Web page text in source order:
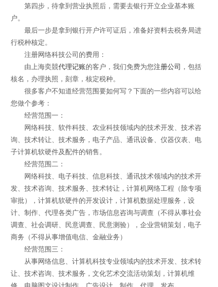
第四步，待拿到营业执照后，需要去银行开立企业基本账
户。
最后一步是拿到银行开户许可证后，准备好资料去税务局进
行税种核定。
注册网络科技公司的费用：
由上海奕競代理记账的客户，我们免费为您注册公司 ，包括
核名，办理执照，刻章，核定税种。
很多客户不知道经营范围要如何写？下面的一些内容可以给
您做个参考：
经营范围一：
网络科技、软件科技、农业科技领域内的技术开发、技术咨
询、技术转让、技术服务，电子产品、通讯设备、仪器仪表、电
子计算机软硬件及配件的销售。
经营范围二：
网络科技、电子科技、信息科技、通讯技术领域内的技术开
发、技术咨询、技术服务、技术转让，计算机网络工程（除专项
审批），计算机软硬件的开发设计，计算机数据处理服务，设
计、制作、代理各类广告，市场信息咨询与调查（不得从事社会
调查、社会调研、民意调查、民意测验），企业营销策划，电子
商务（不得从事增值电信、金融业务）
经营范围三：
从事网络信息、计算机科技专业领域内的技术开发、技术转
让、技术咨询、技术服务，文化艺术交流活动策划，计算机维